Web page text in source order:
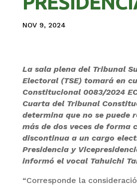
NOV 9, 2024
La sala plena del Tribunal
Electoral (TSE) tomará en
Constitucional 0083/2024
Cuarta del Tribunal
determina que no se puede
más de dos veces de forma
discontinua a un cargo
Presidencia y
informó el vocal Tahuichi
“Corresponde la